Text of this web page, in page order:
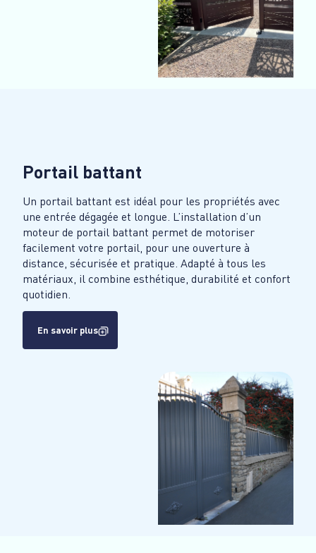
Portail battant
Un portail battant est idéal pour les propriétés avec
une entrée dégagée et longue. L’installation d’un
moteur de portail battant permet de motoriser
facilement votre portail, pour une ouverture à
distance, sécurisée et pratique. Adapté à tous les
matériaux, il combine esthétique, durabilité et confort
quotidien.
En savoir plus